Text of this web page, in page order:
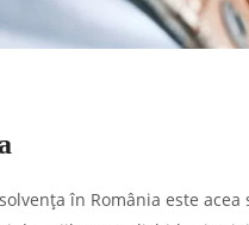
în România este